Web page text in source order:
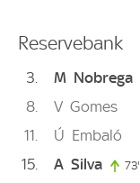
Reservebank
3 M Nobrega
8 V Gomes
11
Ú Embaló
15
A Silva 73'